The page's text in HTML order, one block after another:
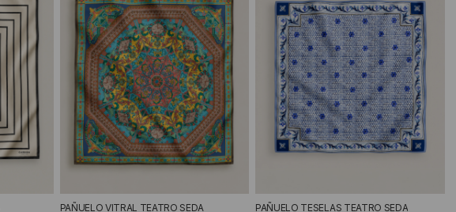
PAÑUELO VITRAL TEATRO SEDA
PAÑUELO TESELAS TEATRO SEDA